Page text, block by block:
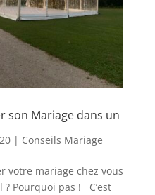
son Mariage dans un
| Conseils Mariage
votre mariage chez vous
Pourquoi pas ! C’est